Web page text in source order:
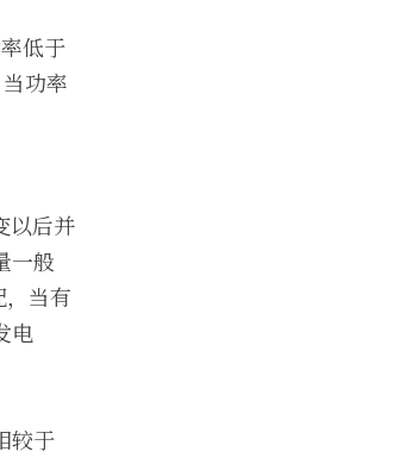
低于
功率
以后并
一般
当有
电
较于